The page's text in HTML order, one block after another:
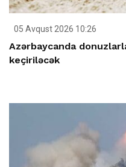
05 Avqust 2026 10:26
Azərbaycanda
keçiriləcək